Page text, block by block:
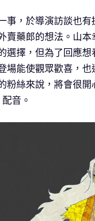
事，於導演訪談也
藥郎的想法。山
選擇，但為了回應
能使觀眾歡喜，也
絲來說，將會很
音。